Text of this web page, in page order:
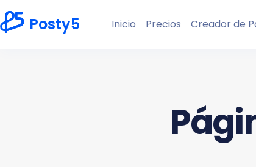
Posty5 Inicio Precios Creador de